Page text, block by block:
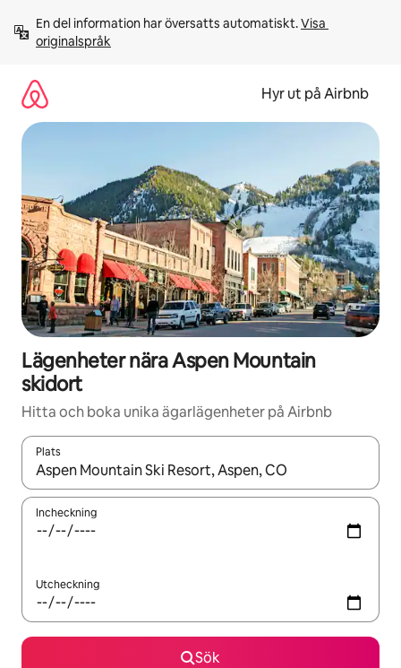
innehåll
En del information har översatts automatiskt. Visa
originalspråk
Hyr ut på Airbnb
Lägenheter nära Aspen Mountain
skidort
Hitta och boka unika ägarlägenheter på Airbnb
Plats
När resultaten är tillgängliga kan du navigera med upp- och
Incheckning
Utcheckning
Sök